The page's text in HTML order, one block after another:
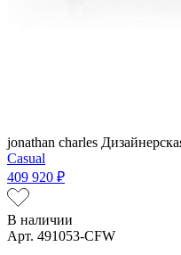
jonathan charles
Casual
409 920 ₽
В наличии
Арт. 491053-CFW